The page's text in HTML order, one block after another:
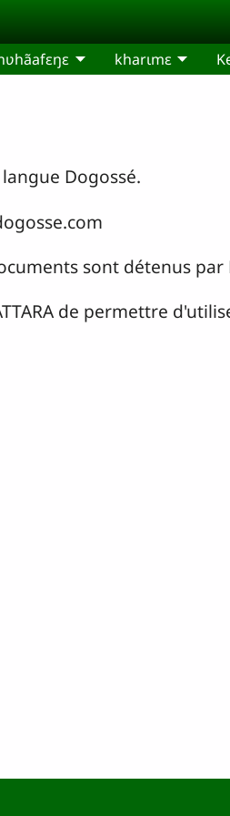
kharɩmɛ
Dogossé.
sont détenus
de permettre